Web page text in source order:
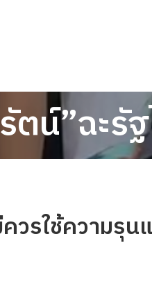
ตน์”ฉะรั
วรใช้ความรุน